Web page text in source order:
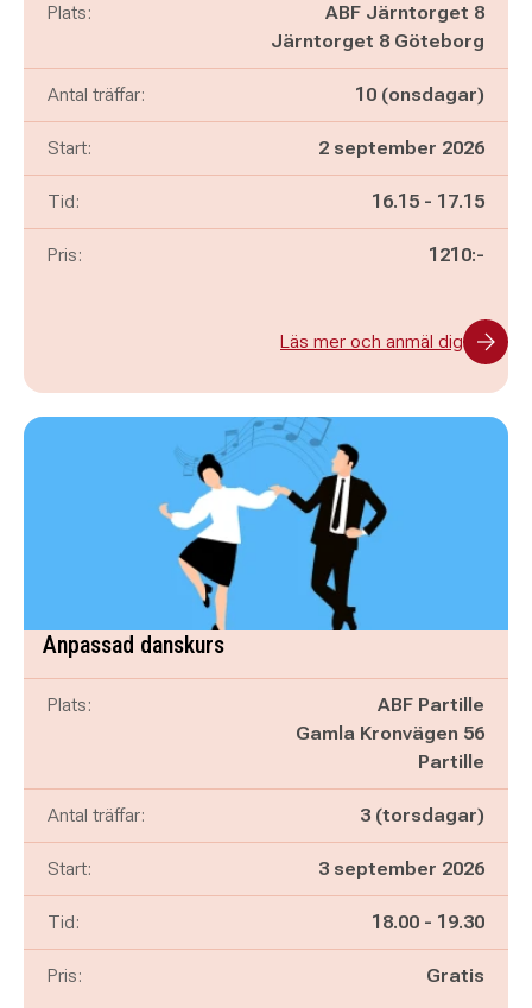
Plats:
ABF Järntorget 8
Järntorget 8 Göteborg
Antal träffar: 10 (onsdagar)
Start: 2 september 2026
Tid: Pågår mellan
16.15 - och
17.15
Pris: 1210:-
Läs mer och anmäl dig
Anpassad danskurs
Plats:
ABF Partille
Gamla Kronvägen 56
Partille
Antal träffar: 3 (torsdagar)
Start: 3 september 2026
Tid: Pågår mellan
18.00 - och
19.30
Pris: Gratis